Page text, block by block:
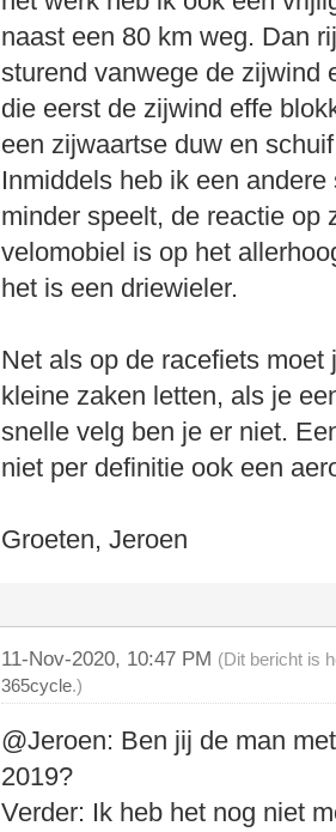
naast een 80 km weg. Dan
sturend vanwege de zijwind
die eerst de zijwind effe
een zijwaartse duw en
Inmiddels heb ik een
minder speelt, de reactie op
velomobiel is op het
het is een driewieler.
Net als op de racefiets
kleine zaken letten, als je
snelle velg ben je er niet.
niet per definitie ook een
Groeten, Jeroen
11-Nov-2020, 10:47 PM (Dit bericht is
365cycle.)
@Jeroen: Ben jij de man
2019?
Verder: Ik heb het nog niet